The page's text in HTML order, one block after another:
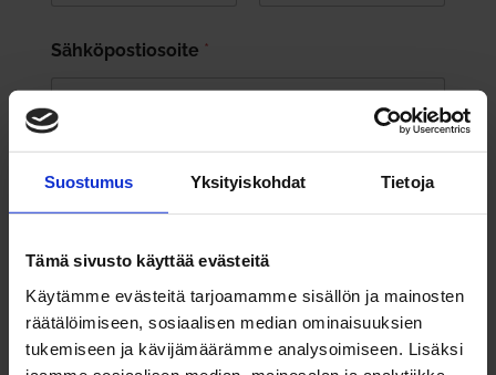
Suostumus Yksityiskohdat Tietoja
Tämä sivusto käyttää evästeitä
Käytämme evästeitä tarjoamamme sisällön ja mainosten
räätälöimiseen, sosiaalisen median ominaisuuksien
tukemiseen ja kävijämäärämme analysoimiseen. Lisäksi
Sähköpostiosoite *
Yrittäjyys
Suostumus henkilötietojen käsittelyyn